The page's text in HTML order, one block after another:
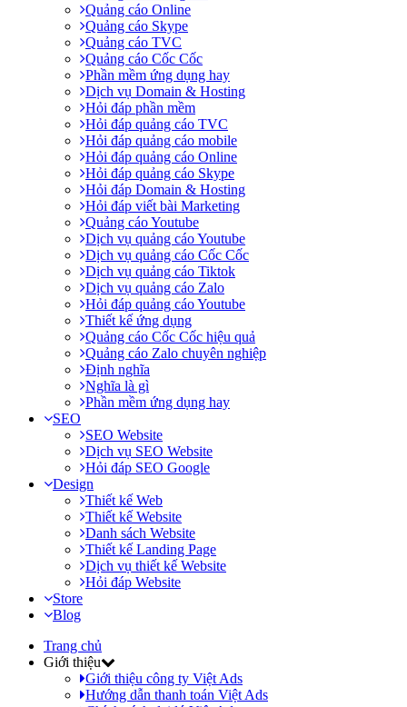
Quảng cáo Online
Quảng cáo Skype
Quảng cáo TVC
Quảng cáo Cốc Cốc
Phần mềm ứng dụng hay
Dịch vụ Domain & Hosting
Hỏi đáp phần mềm
Hỏi đáp quảng cáo TVC
Hỏi đáp quảng cáo mobile
Hỏi đáp quảng cáo Online
Hỏi đáp quảng cáo Skype
Hỏi đáp Domain & Hosting
Hỏi đáp viết bài Marketing
Quảng cáo Youtube
Dịch vụ quảng cáo Youtube
Dịch vụ quảng cáo Cốc Cốc
Dịch vụ quảng cáo Tiktok
Dịch vụ quảng cáo Zalo
Hỏi đáp quảng cáo Youtube
Thiết kế ứng dụng
Quảng cáo Cốc Cốc hiệu quả
Quảng cáo Zalo chuyên nghiệp
Định nghĩa
Nghĩa là gì
Phần mềm ứng dụng hay
SEO
SEO Website
Dịch vụ SEO Website
Hỏi đáp SEO Google
Design
Thiết kế Web
Thiết kế Website
Danh sách Website
Thiết kế Landing Page
Dịch vụ thiết kế Website
Hỏi đáp Website
Store
Blog
Trang chủ
Giới thiệu
Giới thiệu công ty Việt Ads
Hướng dẫn thanh toán Việt Ads